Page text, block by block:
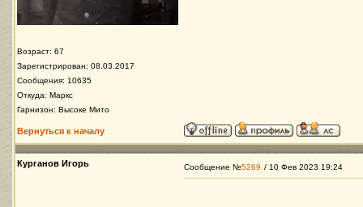
Возраст: 67
Зарегистрирован: 08.03.2017
Сообщения: 10635
Откуда: Маркс
Гарнизон: Высоке Мито
Вернуться к началу
Курганов Игорь Сообщение №5269 / 10 Фев 2023 19:24